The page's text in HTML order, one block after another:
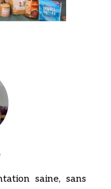
saine, sans